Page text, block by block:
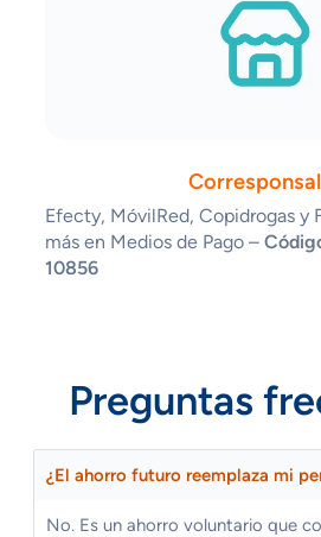
Efecty, MóvilRed, Copidrogas y
más en Medios de Pago –
10856
Preguntas
¿El ahorro futuro reemplaza mi
No. Es un ahorro voluntario que